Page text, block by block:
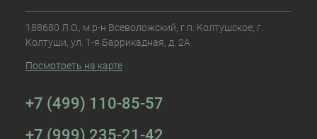
188680 Л.О., м.р-н Всеволожский, г.п. Колтушское, г.
Колтуши, ул. 1-я Баррикадная, д. 2А
Посмотреть на карте
+7 (499) 110-85-57
+7 (999) 235-21-42